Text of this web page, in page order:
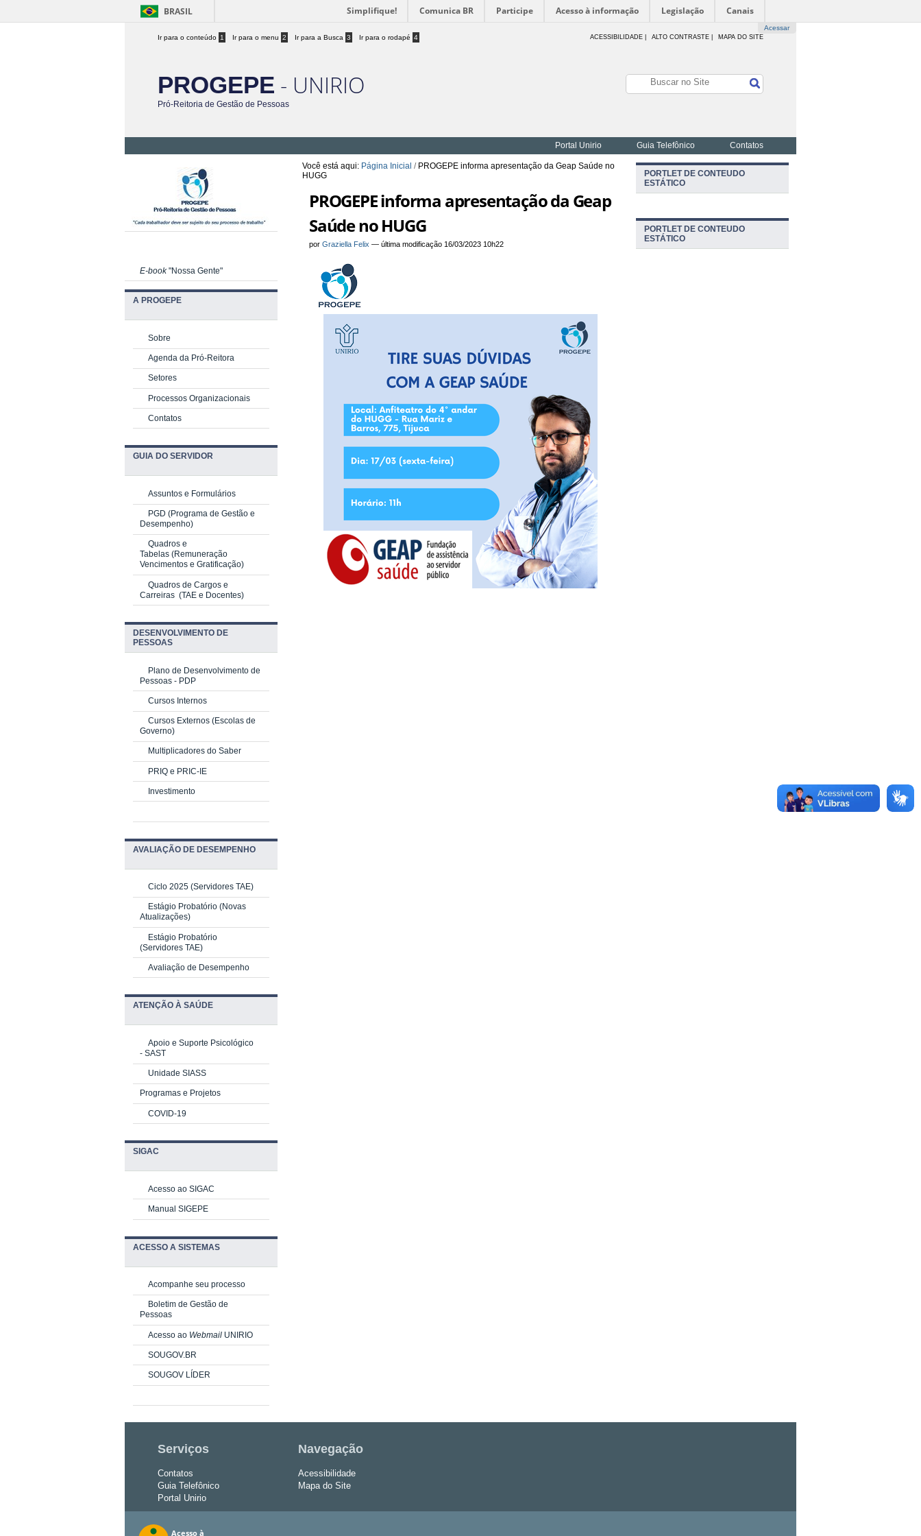
BRASIL Simplifique! Comunica BR Participe Acesso à informação Legislação Canais
Acessar
Ir para o conteúdo 1 Ir para o menu 2 Ir para a Busca 3 Ir para o rodapé 4 ACESSIBILIDADE ALTO CONTRASTE | MAPA DO SITE
PROGEPE - UNIRIO
Pró-Reitoria de Gestão de Pessoas
Portal Unirio Guia Telefônico Contatos
Você está aqui: Página Inicial / PROGEPE informa apresentação da Geap Saúde no
HUGG
PROGEPE informa apresentação da Geap
Saúde no HUGG
porGraziella Felix —última modificação 16/03/2023 10h22
E-book"Nossa Gente"
A PROGEPE
Sobre
Agenda da Pró-Reitora
Setores
Processos Organizacionais
Contatos
GUIA DO SERVIDOR
Assuntos e Formulários
PGD (Programa de Gestão e
Desempenho)
Quadros e
Tabelas (Remuneração
Vencimentos e Gratificação)
Quadros de Cargos e
Carreiras (TAE e Docentes)
DESENVOLVIMENTO DE
PESSOAS
Plano de Desenvolvimento de
Pessoas - PDP
Cursos Internos
Cursos Externos (Escolas de
Governo)
Multiplicadores do Saber
PRIQ e PRIC-IE
Investimento
AVALIAÇÃO DE DESEMPENHO
Ciclo 2025 (Servidores TAE)
Estágio Probatório (Novas
Atualizações)
Estágio Probatório
(Servidores TAE)
Avaliação de Desempenho
ATENÇÃO À SAÚDE
Apoio e Suporte Psicológico
- SAST
Unidade SIASS
Programas e Projetos
COVID-19
SIGAC
Acesso ao SIGAC
Manual SIGEPE
ACESSO A SISTEMAS
Acompanhe seu processo
Boletim de Gestão de
Pessoas
Acesso ao Webmail UNIRIO
SOUGOV.BR
SOUGOV LÍDER
PORTLET DE CONTEUDO
ESTÁTICO
PORTLET DE CONTEUDO
ESTÁTICO
Serviços
Contatos
Guia Telefônico
Portal Unirio
Navegação
Acessibilidade
Mapa do Site